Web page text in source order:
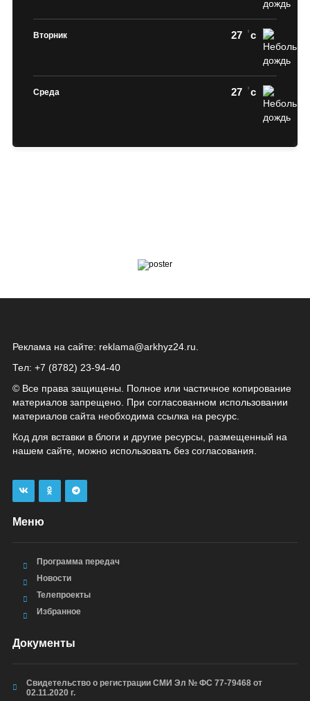
Вторник 27 c
Среда 27 c
Реклама на сайте: reklama@arkhyz24.ru
Тел: +7 (8782) 23‑94‑40
© Все права защищены. Полное или частичное копирование
материалов запрещено. При согласованном использовании
материалов сайта необходима ссылка на ресурс.
Код для вставки в блоги и другие ресурсы, размещенный на
нашем сайте, можно использовать без согласования.
Меню
Программа передач
Новости
Телепроекты
Избранное
Документы
Свидетельство о регистрации СМИ Эл № ФС 77-79468 от
02.11.2020 г.